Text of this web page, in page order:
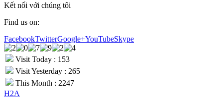
Kết nối với chúng tôi
Find us on:
FacebookTwitterGoogle+YouTubeSkype
Visit Today : 153
Visit Yesterday : 265
This Month : 2247
H2A